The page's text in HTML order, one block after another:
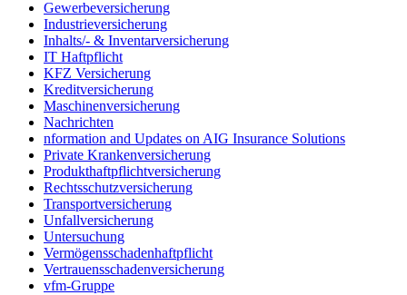
Gewerbeversicherung
Industrieversicherung
Inhalts/- & Inventarversicherung
IT Haftpflicht
KFZ Versicherung
Kreditversicherung
Maschinenversicherung
Nachrichten
nformation and Updates on AIG Insurance Solutions
Private Krankenversicherung
Produkthaftpflichtversicherung
Rechtsschutzversicherung
Transportversicherung
Unfallversicherung
Untersuchung
Vermögensschadenhaftpflicht
Vertrauensschadenversicherung
vfm-Gruppe